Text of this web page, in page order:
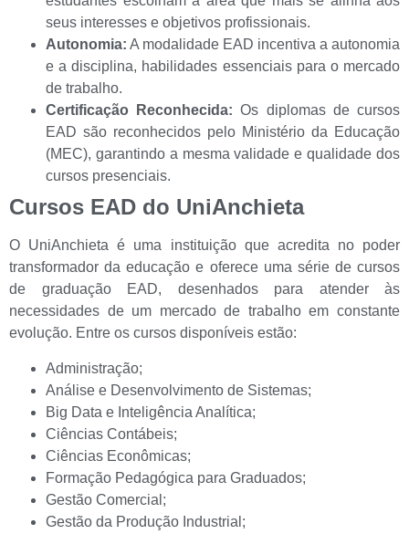
seus interesses e objetivos profissionais.
Autonomia: A modalidade EAD incentiva a autonomia
e a disciplina, habilidades essenciais para o mercado
de trabalho.
Certificação Reconhecida: Os diplomas de cursos
EAD são reconhecidos pelo Ministério da Educação
(MEC), garantindo a mesma validade e qualidade dos
cursos presenciais.
Cursos EAD do UniAnchieta
O UniAnchieta é uma instituição que acredita no poder
transformador da educação e oferece uma série de cursos
de graduação EAD, desenhados para atender às
necessidades de um mercado de trabalho em constante
evolução. Entre os cursos disponíveis estão:
Administração;
Análise e Desenvolvimento de Sistemas;
Big Data e Inteligência Analítica;
Ciências Contábeis;
Ciências Econômicas;
Formação Pedagógica para Graduados;
Gestão Comercial;
Gestão da Produção Industrial;